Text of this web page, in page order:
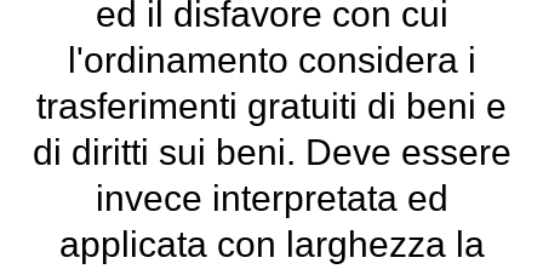
ed il disfavore con cui
l'ordinamento considera i
trasferimenti gratuiti di beni e
di diritti sui beni. Deve essere
invece interpretata ed
applicata con larghezza la